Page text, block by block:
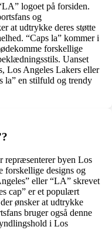
logoet på forsiden.
og
at udtrykke deres støtte
“Caps la” kommer i
forskellige
Uanset
Los Angeles Lakers eller
la” en stilfuld og trendy
repræsenterer byen Los
forskellige designs og
eller “LA” skrevet
cap” er et populært
ønsker at udtrykke
bruger også denne
i Los